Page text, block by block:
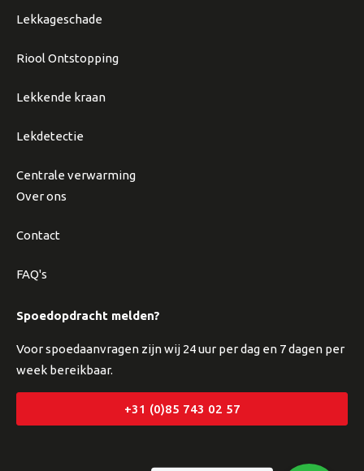
Lekkageschade
Riool Ontstopping
Lekkende kraan
Lekdetectie
Centrale verwarming
Over ons
Contact
FAQ's
Spoedopdracht melden?
Voor spoedaanvragen zijn wij 24 uur per dag en 7 dagen per
week bereikbaar.
+31 (0)85 743 02 57